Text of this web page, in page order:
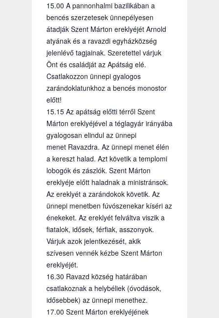
15.00 A pannonhalmi bazilikában a
bencés szerzetesek ünnepélyesen
átadják Szent Márton ereklyéjét Arnold
atyának és a ravazdi egyházközség
jelenlévő tagjainak. Szeretettel várjuk
Önt és családját az Apátság elé.
Csatlakozzon ünnepi gyalogos
zarándoklatunkhoz a bencés monostor
előtt!
15.15 Az apátság előtti térről Szent
Márton ereklyéjével a téglagyár irányába
gyalogosan elindul az ünnepi
menet Ravazdra. Az ünnepi menet élén
a kereszt halad. Azt követik a templomi
lobogók és zászlók. Szent Márton
ereklyéje előtt haladnak a ministránsok.
Az ereklyét a zarándokok követik. Az
ünnepi menetben fúvószenekar kíséri az
énekeket. Az ereklyét felváltva viszik a
fiatalok, idősek, férfiak, asszonyok.
Várjuk azok jelentkezését, akik
szívesen vennék kézbe Szent Márton
ereklyéjét.
16.30 Ravazd község határában
csatlakoznak a helybéliek (óvodások,
idősebbek) az ünnepi menethez.
17.00 Szent Márton ereklyéjének